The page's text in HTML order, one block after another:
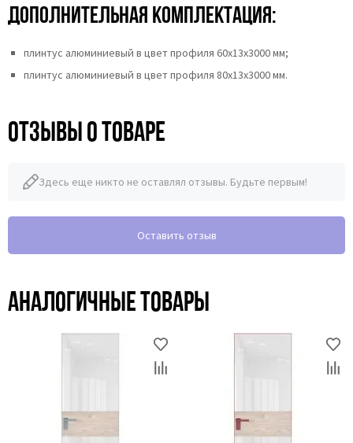
Дополнительная комплектация:
плинтус алюминиевый в цвет профиля 60х13х3000 мм;
плинтус алюминиевый в цвет профиля 80х13х3000 мм.
Отзывы о товаре
Здесь еще никто не оставлял отзывы. Будьте первым!
Оставить отзыв
Аналогичные товары